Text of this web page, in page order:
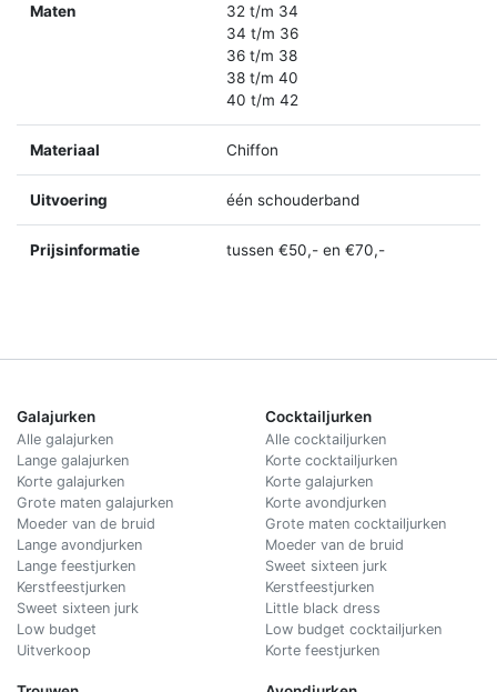
Maten
32 t/m 34
34 t/m 36
36 t/m 38
38 t/m 40
40 t/m 42
Materiaal Chiffon
Uitvoering één schouderband
Prijsinformatie tussen €50,- en €70,-
Galajurken
Alle galajurken
Lange galajurken
Korte galajurken
Grote maten galajurken
Moeder van de bruid
Lange avondjurken
Lange feestjurken
Kerstfeestjurken
Sweet sixteen jurk
Low budget
Uitverkoop
Cocktailjurken
Alle cocktailjurken
Korte cocktailjurken
Korte galajurken
Korte avondjurken
Grote maten cocktailjurken
Moeder van de bruid
Sweet sixteen jurk
Kerstfeestjurken
Little black dress
Low budget cocktailjurken
Korte feestjurken